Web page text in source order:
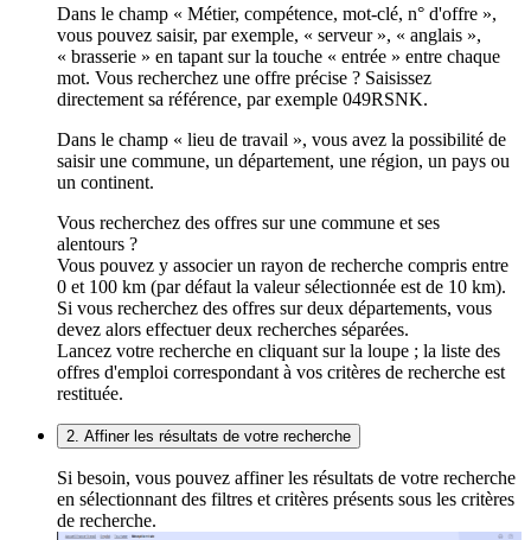
Dans le champ « Métier, compétence, mot-clé, n° d'offre »,
vous pouvez saisir, par exemple, « serveur », « anglais »,
« brasserie » en tapant sur la touche « entrée » entre chaque
mot. Vous recherchez une offre précise ? Saisissez
directement sa référence, par exemple 049RSNK.
Dans le champ « lieu de travail », vous avez la possibilité de
saisir une commune, un département, une région, un pays ou
un continent.
Vous recherchez des offres sur une commune et ses
alentours ?
Vous pouvez y associer un rayon de recherche compris entre
0 et 100 km (par défaut la valeur sélectionnée est de 10 km).
Si vous recherchez des offres sur deux départements, vous
devez alors effectuer deux recherches séparées.
Lancez votre recherche en cliquant sur la loupe ; la liste des
offres d'emploi correspondant à vos critères de recherche est
restituée.
2. Affiner les résultats de votre recherche
Si besoin, vous pouvez affiner les résultats de votre recherche
en sélectionnant des filtres et critères présents sous les critères
de recherche.